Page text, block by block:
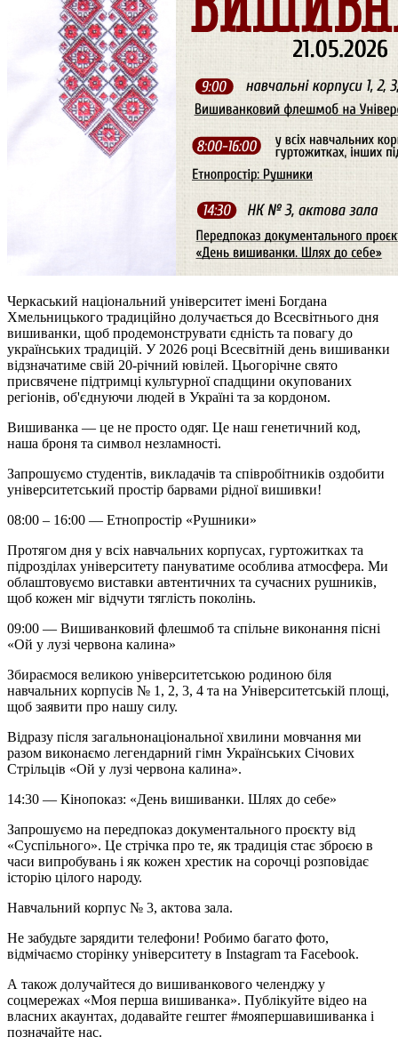
Черкаський національний університет імені Богдана
Хмельницького традиційно долучається до Всесвітнього дня
вишиванки, щоб продемонструвати єдність та повагу до
українських традицій. У 2026 році Всесвітній день вишиванки
відзначатиме свій 20-річний ювілей. Цьогорічне свято
присвячене підтримці культурної спадщини окупованих
регіонів, об'єднуючи людей в Україні та за кордоном.
Вишиванка — це не просто одяг. Це наш генетичний код,
наша броня та символ незламності.
Запрошуємо студентів, викладачів та співробітників оздобити
університетський простір барвами рідної вишивки!
08:00 – 16:00 — Етнопростір «Рушники»
Протягом дня у всіх навчальних корпусах, гуртожитках та
підрозділах університету пануватиме особлива атмосфера. Ми
облаштовуємо виставки автентичних та сучасних рушників,
щоб кожен міг відчути тяглість поколінь.
09:00 — Вишиванковий флешмоб та спільне виконання пісні
«Ой у лузі червона калина»
Збираємося великою університетською родиною біля
навчальних корпусів № 1, 2, 3, 4 та на Університетській площі,
щоб заявити про нашу силу.
Відразу після загальнонаціональної хвилини мовчання ми
разом виконаємо легендарний гімн Українських Січових
Стрільців «Ой у лузі червона калина».
14:30 — Кінопоказ: «День вишиванки. Шлях до себе»
Запрошуємо на передпоказ документального проєкту від
«Суспільного». Це стрічка про те, як традиція стає зброєю в
часи випробувань і як кожен хрестик на сорочці розповідає
історію цілого народу.
Навчальний корпус № 3, актова зала.
Не забудьте зарядити телефони! Робимо багато фото,
відмічаємо сторінку університету в Instagram та Facebook.
А також долучайтеся до вишиванкового челенджу у
соцмережах «Моя перша вишиванка». Публікуйте відео на
власних акаунтах, додавайте гештег #мояпершавишиванка і
позначайте нас.